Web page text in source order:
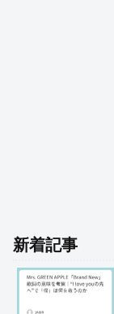
新着記事